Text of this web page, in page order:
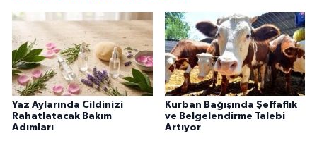
Yaz Aylarında Cildinizi
Rahatlatacak Bakım
Adımları
Kurban Bağışında Şeffaflık
ve Belgelendirme Talebi
Artıyor